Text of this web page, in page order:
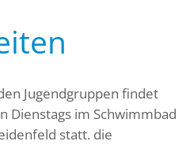
Jugendgruppen findet
Dienstags im Schwimmbad
statt. die